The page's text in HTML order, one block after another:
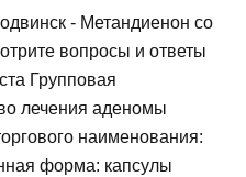
- Метандиенон со
вопросы и ответы
Групповая
лечения аденомы
наименования:
форма: капсулы